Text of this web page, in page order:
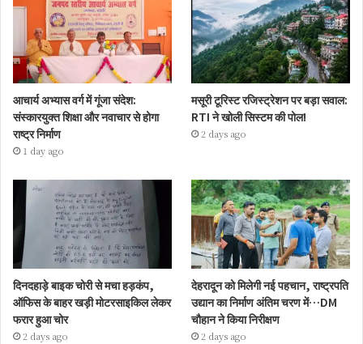
आचार्य अभ्यास वर्ग में गूंजा संदेश:
संस्कारयुक्त शिक्षा और नवाचार से होगा
राष्ट्र निर्माण
1 day ago
मसूरी टूरिस्ट रजिस्ट्रेशन पर बड़ा सवाल:
RTI ने खोली सिस्टम की पोल!
2 days ago
दिनदहाड़े बाइक चोरी से मचा हड़कंप,
ऑफिस के बाहर खड़ी मोटरसाइकिल लेकर
फरार हुआ चोर
2 days ago
देहरादून को मिलेगी नई पहचान, राष्ट्रपति
उद्यान का निर्माण अंतिम चरण में…DM
चौहान ने किया निरीक्षण
2 days ago